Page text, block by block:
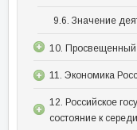
9.6. Значение
10. Просвещенный
11. Экономика
12. Российское
состояние к